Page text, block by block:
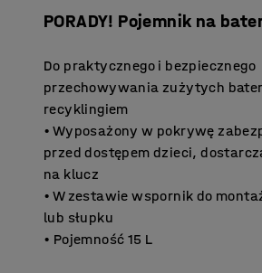
PORADY! Pojemnik na
Do praktycznego i bezpiecznego
przechowywania zużytych
recyklingiem
• Wyposażony w pokrywę
przed dostępem dzieci,
na klucz
• W zestawie wspornik do
lub słupku
• Pojemność 15 L